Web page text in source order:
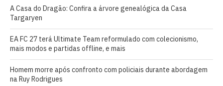
A Casa do Dragão: Confira a árvore genealógica da Casa
Targaryen
EA FC 27 terá Ultimate Team reformulado com colecionismo,
mais modos e partidas offline, e mais
Homem morre após confronto com policiais durante abordagem
na Ruy Rodrigues